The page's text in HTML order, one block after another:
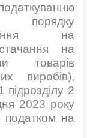
на
на
товарів
виробів),
2
2023 року
податком на